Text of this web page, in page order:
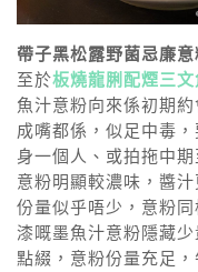
帶子黑松露野菌忌廉意
至於板燒龍脷配煙三
魚汁意粉向來係初期
成嘴都係，似足中毒
身一個人、或拍拖中
意粉明顯較濃味，醬
份量似乎唔少，意粉
漆嘅墨魚汁意粉隱藏
點綴，意粉份量充足